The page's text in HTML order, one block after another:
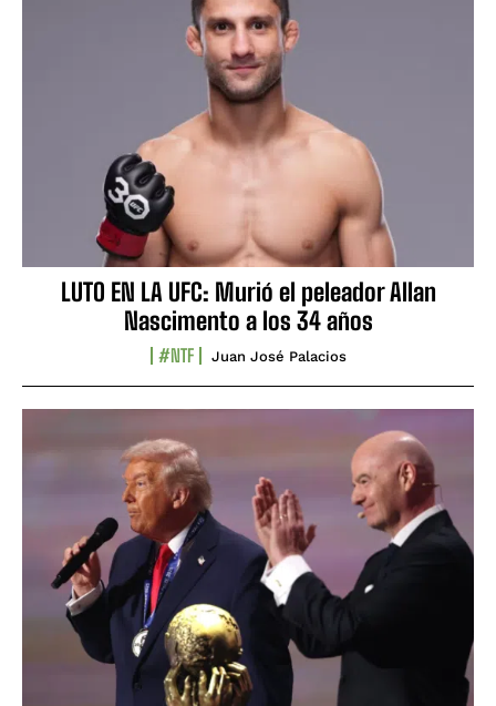
LUTO EN LA UFC: Murió el peleador Allan
Nascimento a los 34 años
#NTF Juan José Palacios